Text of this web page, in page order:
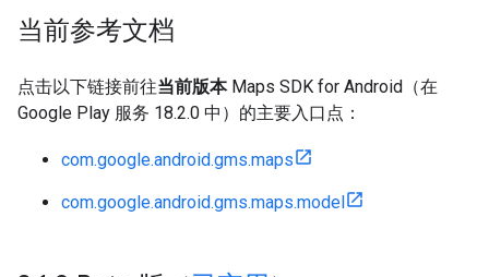
当前参考文档
点击以下链接前往当前版本Maps SDK for Android（在
Google Play 服务 18.2.0 中）的主要入口点：
com.google.android.gms.maps
com.google.android.gms.maps.model